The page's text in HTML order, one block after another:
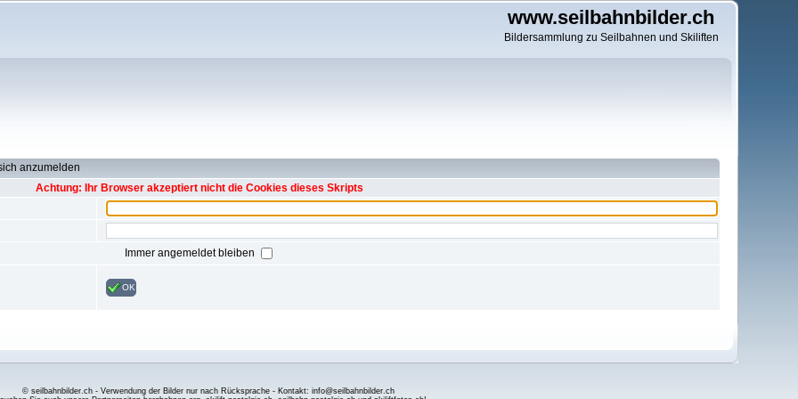
www.seilbahnbilder.ch
Bildersammlung zu Seilbahnen und Skiliften
anzumelden
Achtung: Ihr Browser akzeptiert nicht die Cookies dieses Skripts
Immer angemeldet bleiben
OK
© seilbahnbilder.ch - Verwendung der Bilder nur nach Rücksprache - Kontakt: info@seilbahnbilder.ch